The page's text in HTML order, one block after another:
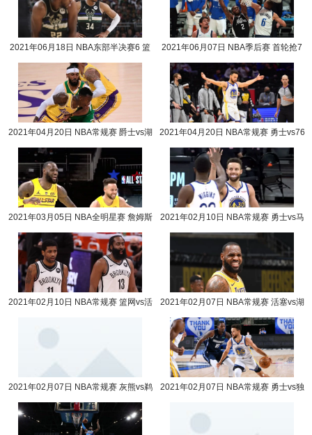
2021年06月18日 NBA东部半决赛6 篮
2021年06月07日 NBA季后赛 首轮抢7
2021年04月20日 NBA常规赛 爵士vs湖
2021年04月20日 NBA常规赛 勇士vs76
2021年03月05日 NBA全明星赛 詹姆斯
2021年02月10日 NBA常规赛 勇士vs马
2021年02月10日 NBA常规赛 篮网vs活
2021年02月07日 NBA常规赛 活塞vs湖
2021年02月07日 NBA常规赛 灰熊vs鹈
2021年02月07日 NBA常规赛 勇士vs独